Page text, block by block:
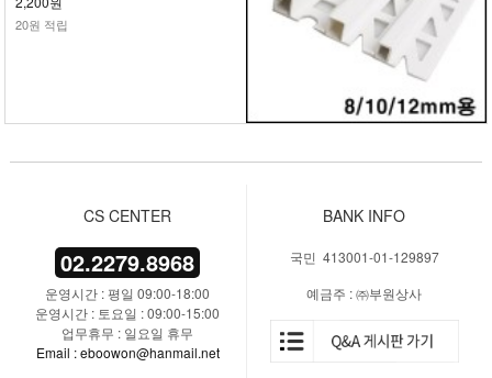
20원 적립
CS CENTER
02.2279.8968
운영시간 : 평일 09:00-18:00
운영시간 : 토요일 : 09:00-15:00
업무휴무 : 일요일 휴무
Email : eboowon@hanmail.net
BANK INFO
국민 413001-01-129897
예금주 : ㈜부원상사